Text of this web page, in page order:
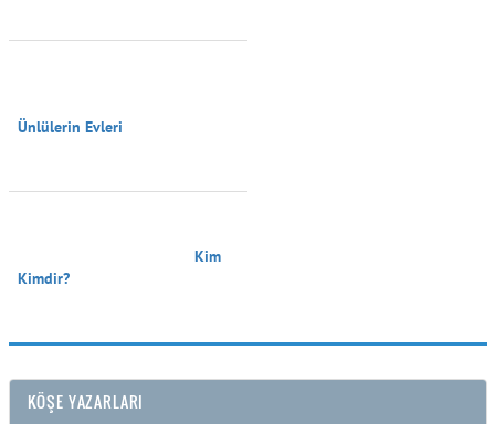
Ünlülerin Evleri
Kimdir?
KÖŞE YAZARLARI